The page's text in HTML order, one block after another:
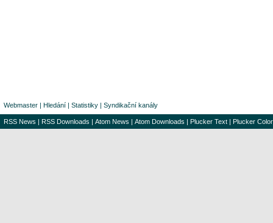
Webmaster | Hledání | Statistiky | Syndikační kanály
RSS News | RSS Downloads | Atom News | Atom Downloads | Plucker Text | Plucker Color